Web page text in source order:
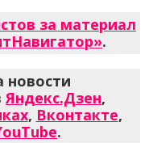
за материал
.
новости
Яндекс.Дзен,
, Вконтакте,
.